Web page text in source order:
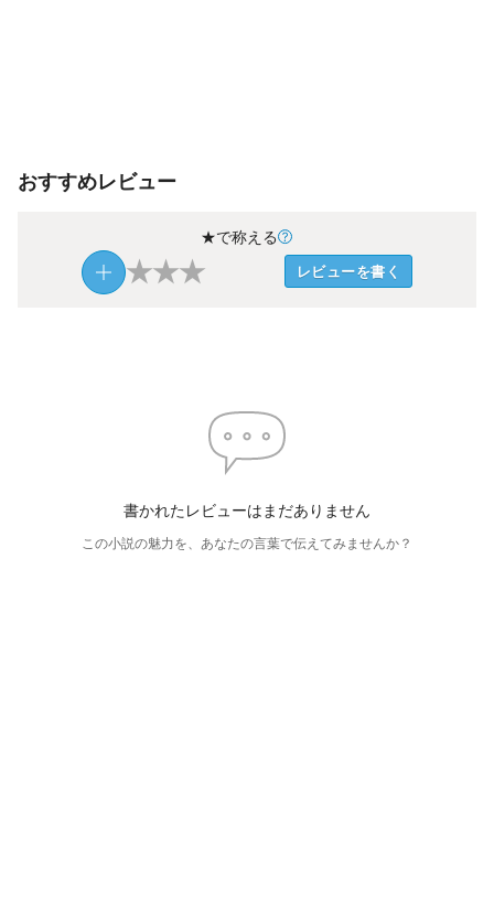
おすすめレビュー
★で称える
★★★ レビューを書く
書かれたレビューはまだありません
この小説の魅力を、あなたの言葉で伝えてみませんか？